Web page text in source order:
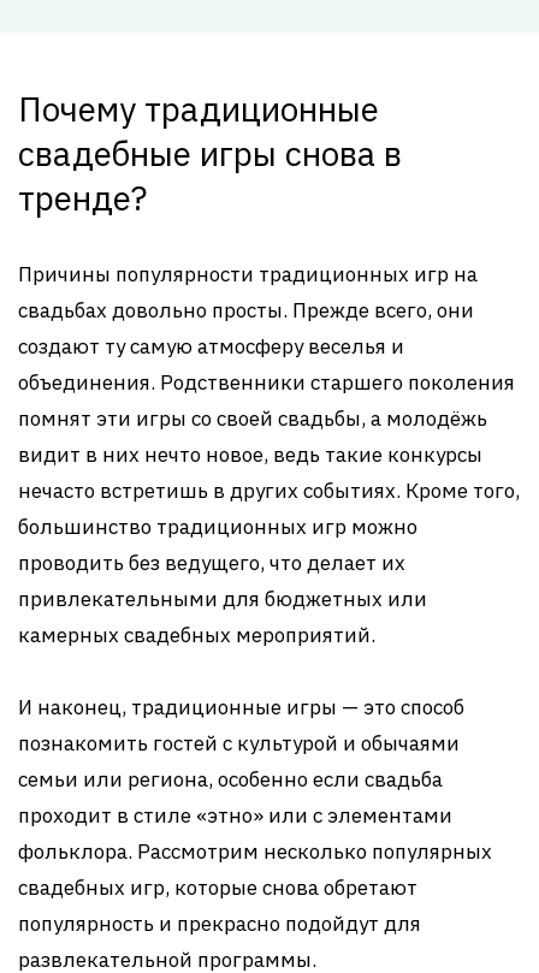
Почему традиционные
свадебные игры снова в
тренде?
Причины популярности традиционных игр на
свадьбах довольно просты. Прежде всего, они
создают ту самую атмосферу веселья и
объединения. Родственники старшего поколения
помнят эти игры со своей свадьбы, а молодёжь
видит в них нечто новое, ведь такие конкурсы
нечасто встретишь в других событиях. Кроме того,
большинство традиционных игр можно
проводить без ведущего, что делает их
привлекательными для бюджетных или
камерных свадебных мероприятий.
И наконец, традиционные игры — это способ
познакомить гостей с культурой и обычаями
семьи или региона, особенно если свадьба
проходит в стиле «этно» или с элементами
фольклора. Рассмотрим несколько популярных
свадебных игр, которые снова обретают
популярность и прекрасно подойдут для
развлекательной программы.